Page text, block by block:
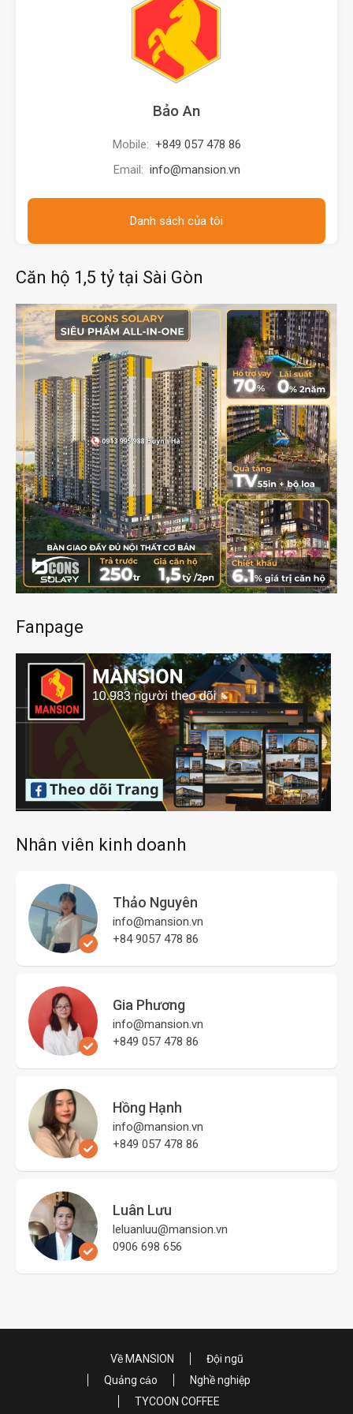
Bảo An
Mobile: +849 057 478 86
Email: info@mansion.vn
Danh sách của tôi
Căn hộ 1,5 tỷ tại Sài Gòn
Fanpage
Nhân viên kinh doanh
Thảo Nguyên
info@mansion.vn
+84 9057 478 86
Gia Phương
info@mansion.vn
+849 057 478 86
Hồng Hạnh
info@mansion.vn
+849 057 478 86
Luân Lưu
leluanluu@mansion.vn
0906 698 656
Về MANSION
Đội ngũ
Quảng cáo
Nghề nghiệp
TYCOON COFFEE